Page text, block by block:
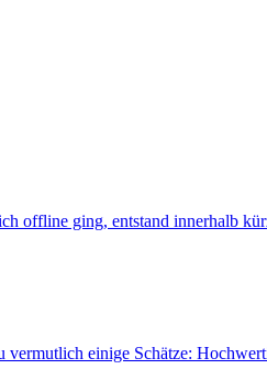
offline ging, entstand innerhalb
einige Schätze: